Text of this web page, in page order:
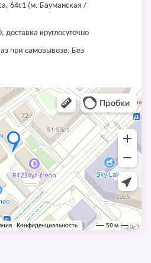
64с1 (м. Бауманская /
доставка круглосуточно
при самовывозе. Без